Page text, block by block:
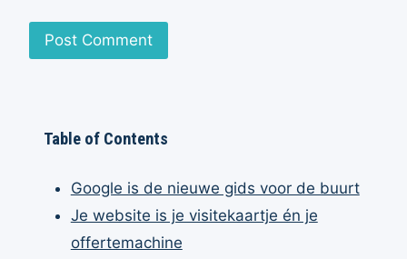
Table of Contents
Google is de nieuwe gids voor de buurt
Je website is je visitekaartje én je
offertemachine